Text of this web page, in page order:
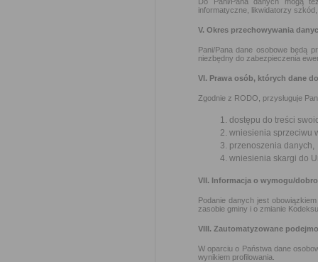
informatyczne, likwidatorzy
V. Okres przechowywania
Pani/Pana dane osobowe będą
niezbędny do zabezpieczenia
VI. Prawa osób, których dane
Zgodnie z RODO, przysługuje
dostępu do treści
wniesienia sprzeciwu
przenoszenia danych,
wniesienia skargi do
VII. Informacja o wymogu/
Podanie danych jest
zasobie gminy i o zmianie
VIII. Zautomatyzowane
W oparciu o Państwa dane
wynikiem profilowania.